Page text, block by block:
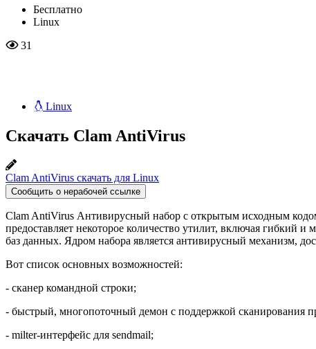
Бесплатно
Linux
31
Linux
Скачать Clam AntiVirus
Clam AntiVirus скачать для Linux
Сообщить о нерабочей ссылке
Clam AntiVirus Антивирусный набор с открытым исходным
предоставляет некоторое количество утилит, включая
баз данных. Ядром набора является антивирусный механизм,
Вот спиcок основных возможностей:
- сканер командной строки;
- быстрый, многопоточный демон с поддержкой сканирования
- milter-интерфейс для sendmail;